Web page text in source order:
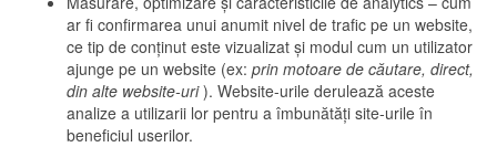
ar fi confirmarea unui anumit nivel de trafic pe un website,
ce tip de conținut este vizualizat și modul cum un utilizator
ajunge pe un website (ex: prin motoare de căutare, direct,
din alte website-uri). Website-urile derulează aceste
analize a utilizarii lor pentru a îmbunătăți site-urile în
beneficiul userilor.